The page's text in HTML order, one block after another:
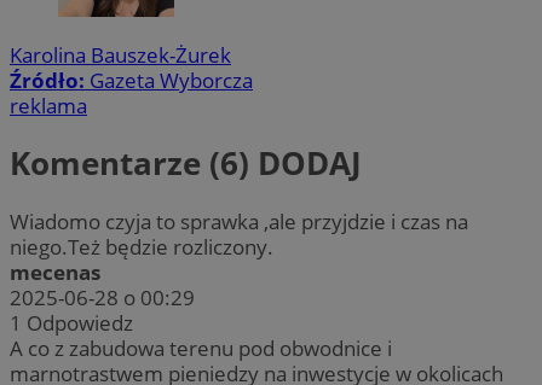
Karolina Bauszek-Żurek
Źródło: Gazeta Wyborcza
reklama
Komentarze (6) DODAJ
Wiadomo czyja to sprawka ,ale przyjdzie i czas na
niego.Też będzie rozliczony.
mecenas
2025-06-28 o 00:29
1 Odpowiedz
A co z zabudowa terenu pod obwodnice i
marnotrastwem pieniedzy na inwestycje w okolicach